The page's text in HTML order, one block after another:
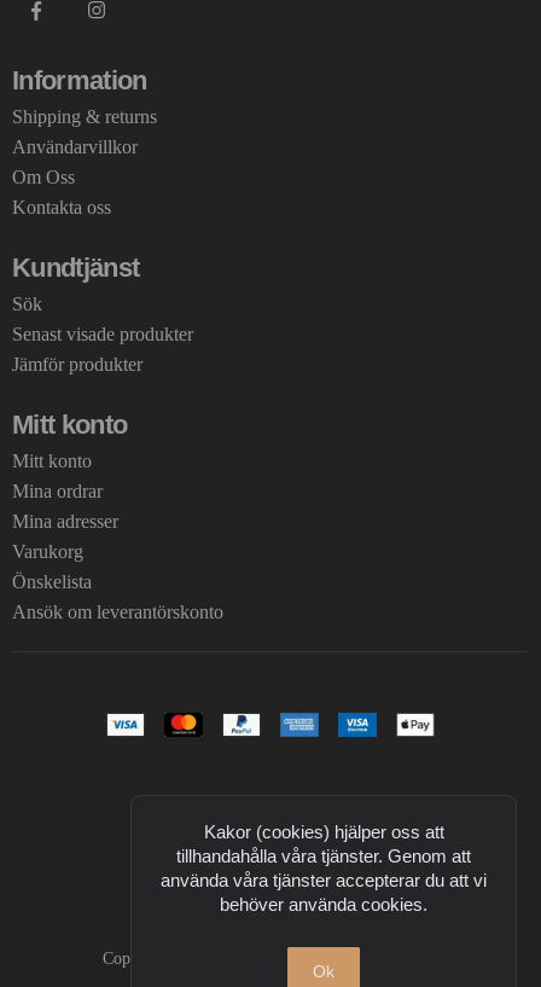
Information
Shipping & returns
Användarvillkor
Om Oss
Kontakta oss
Kundtjänst
Sök
Senast visade produkter
Jämför produkter
Mitt konto
Mitt konto
Mina ordrar
Mina adresser
Varukorg
Önskelista
Ansök om leverantörskonto
Copyright © 2026 T Design. All Rights Reserved.
Kakor (cookies) hjälper oss att
tillhandahålla våra tjänster. Genom att
använda våra tjänster accepterar du att vi
behöver använda cookies.
Ok